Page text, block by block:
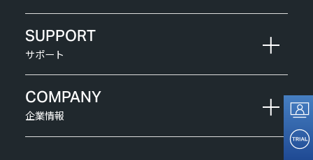
SUPPORT
サポート
COMPANY
企業情報